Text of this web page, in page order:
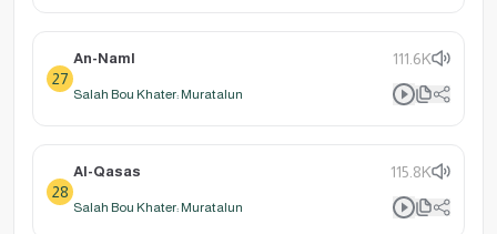
27
An-Naml 111.6K
Salah Bou Khater: Muratalun
28
Al-Qasas 115.8K
Salah Bou Khater: Muratalun